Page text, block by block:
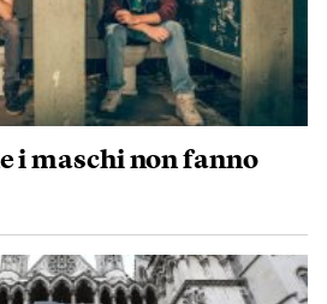
i maschi non fanno